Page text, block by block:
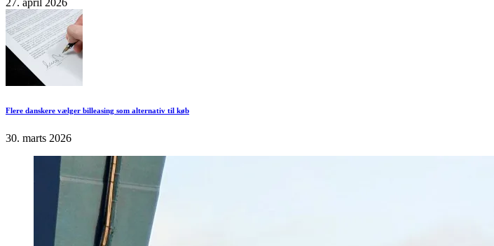
27. april 2026
Flere danskere vælger billeasing som alternativ til køb
30. marts 2026